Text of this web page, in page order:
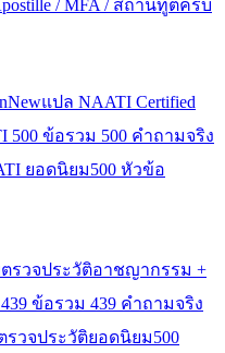
/ MFA / สถานทูตครบ
Newแปล NAATI Certified
500 ข้อรวม 500 คำถามจริง
ยอดนิยม500 หัวข้อ
รวจประวัติอาชญากรรม +
ข้อรวม 439 คำถามจริง
รวจประวัติยอดนิยม500